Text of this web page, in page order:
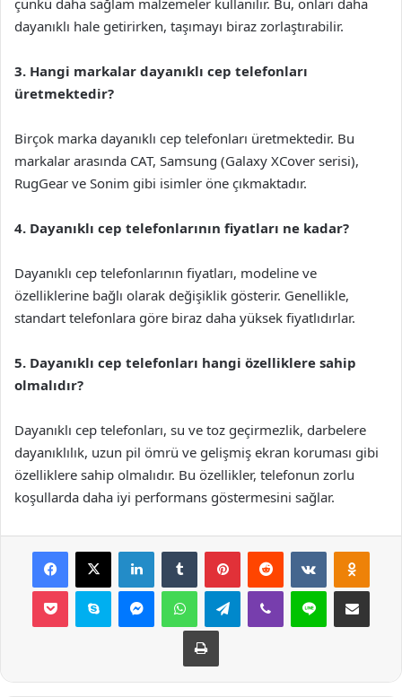
dayanıklı hale getirirken, taşımayı biraz zorlaştırabilir.
3. Hangi markalar dayanıklı cep telefonları
üretmektedir?
Birçok marka dayanıklı cep telefonları üretmektedir. Bu
markalar arasında CAT, Samsung (Galaxy XCover serisi),
RugGear ve Sonim gibi isimler öne çıkmaktadır.
4. Dayanıklı cep telefonlarının fiyatları ne kadar?
Dayanıklı cep telefonlarının fiyatları, modeline ve
özelliklerine bağlı olarak değişiklik gösterir. Genellikle,
standart telefonlara göre biraz daha yüksek fiyatlıdırlar.
5. Dayanıklı cep telefonları hangi özelliklere sahip
olmalıdır?
Dayanıklı cep telefonları, su ve toz geçirmezlik, darbelere
dayanıklılık, uzun pil ömrü ve gelişmiş ekran koruması gibi
özelliklere sahip olmalıdır. Bu özellikler, telefonun zorlu
koşullarda daha iyi performans göstermesini sağlar.
Facebook
X LinkedInTumblr PinterestReddit VKontakte
Pocket Skype MessengerWhatsAppTelegramViber Line E-Posta ile
Yazdır